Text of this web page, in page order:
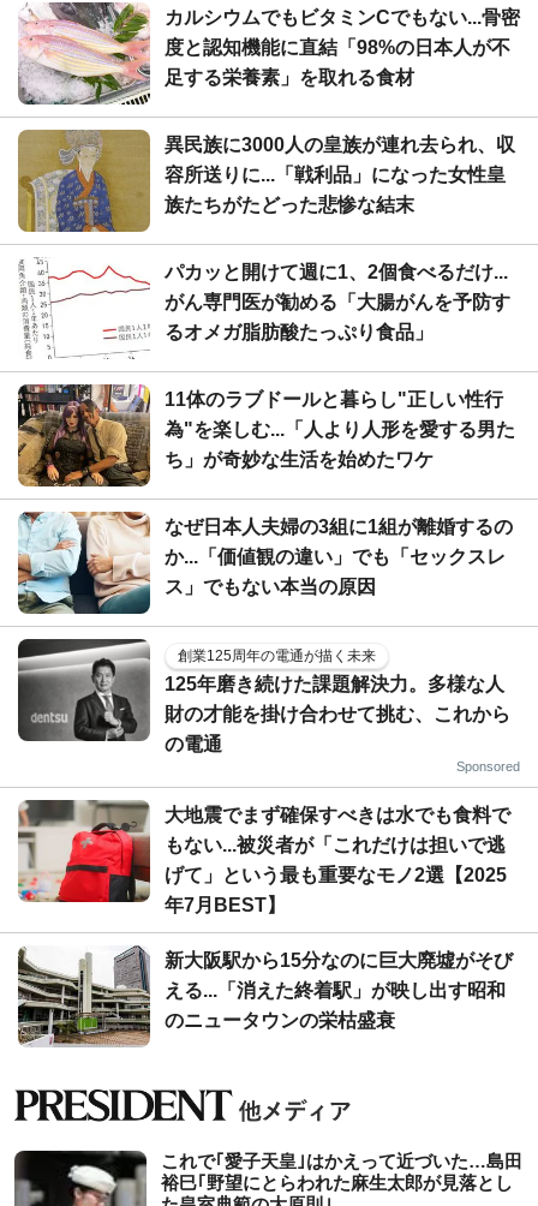
カルシウムでもビタミンCでもない...骨密
度と認知機能に直結「98%の日本人が不
足する栄養素」を取れる食材
異民族に3000人の皇族が連れ去られ、収
容所送りに...「戦利品」になった女性皇
族たちがたどった悲惨な結末
パカッと開けて週に1、2個食べるだけ...
がん専門医が勧める「大腸がんを予防す
るオメガ脂肪酸たっぷり食品」
11体のラブドールと暮らし"正しい性行
為"を楽しむ...「人より人形を愛する男た
ち」が奇妙な生活を始めたワケ
なぜ日本人夫婦の3組に1組が離婚するの
か...「価値観の違い」でも「セックスレ
ス」でもない本当の原因
創業125周年の電通が描く未来
125年磨き続けた課題解決力。多様な人
財の才能を掛け合わせて挑む、これから
の電通
Sponsored
大地震でまず確保すべきは水でも食料で
もない...被災者が「これだけは担いで逃
げて」という最も重要なモノ2選【2025
年7月BEST】
新大阪駅から15分なのに巨大廃墟がそび
える...「消えた終着駅」が映し出す昭和
のニュータウンの栄枯盛衰
これで｢愛子天皇｣はかえって近づいた…島田
裕巳｢野望にとらわれた麻生太郎が見落とし